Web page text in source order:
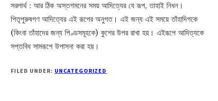
সরলার্থ : আর ঠিক অস্তগমনের সময় আদিত্যের যে রূপ, তাহাই নিধন।
পিতৃপুরুষগণ আদিত্যের এই রূপের অনুগত। এই জন্য এই সময়ে তাঁহাদিগকে
(কিংবা তাঁহাদের জন্য পিণ্ডসমূহকে) কুশের উপর রাখা হয়। এইরূপে আদিত্যকে
সপ্তবিধ সামরূপে উপাসনা করা হয়।
FILED UNDER: UNCATEGORIZED